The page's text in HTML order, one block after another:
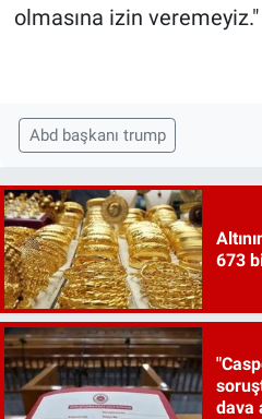
olmasına izin
Abd başkanı trump
673
dava